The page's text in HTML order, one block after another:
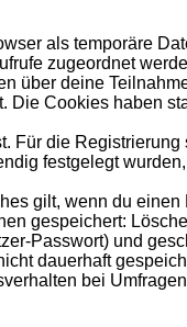
als temporäre
zugeordnet
über deine
Die Cookies haben
Für die Registrierung
festgelegt
gilt, wenn du einen
gespeichert:
Passwort) und
dauerhaft
bei